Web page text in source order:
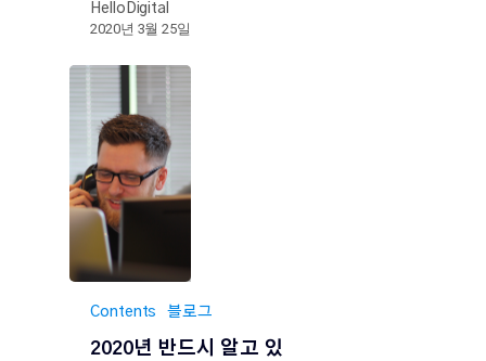
HelloDigital
2020년 3월 25일
Contents 블로그
2020년 반드시 알고 있